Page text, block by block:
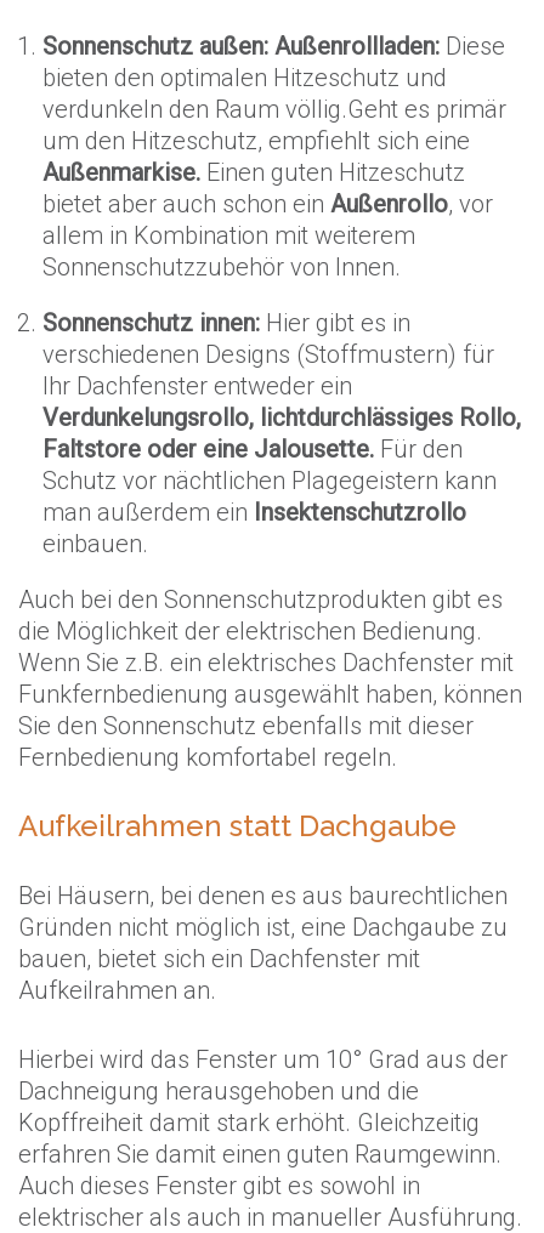
Sonnenschutz außen: Außenrollladen: Diese
bieten den optimalen Hitzeschutz und
verdunkeln den Raum völlig.Geht es primär
um den Hitzeschutz, empfiehlt sich eine
Außenmarkise. Einen guten Hitzeschutz
bietet aber auch schon ein Außenrollo, vor
allem in Kombination mit weiterem
Sonnenschutzzubehör von Innen.
Sonnenschutz innen: Hier gibt es in
verschiedenen Designs (Stoffmustern) für
Ihr Dachfenster entweder ein
Verdunkelungsrollo, lichtdurchlässiges Rollo,
Faltstore oder eine Jalousette. Für den
Schutz vor nächtlichen Plagegeistern kann
man außerdem ein Insektenschutzrollo
einbauen.
Auch bei den Sonnenschutzprodukten gibt es
die Möglichkeit der elektrischen Bedienung.
Wenn Sie z.B. ein elektrisches Dachfenster mit
Funkfernbedienung ausgewählt haben, können
Sie den Sonnenschutz ebenfalls mit dieser
Fernbedienung komfortabel regeln.
Aufkeilrahmen statt Dachgaube
Bei Häusern, bei denen es aus baurechtlichen
Gründen nicht möglich ist, eine Dachgaube zu
bauen, bietet sich ein Dachfenster mit
Aufkeilrahmen an.
Hierbei wird das Fenster um 10° Grad aus der
Dachneigung herausgehoben und die
Kopffreiheit damit stark erhöht. Gleichzeitig
erfahren Sie damit einen guten Raumgewinn.
Auch dieses Fenster gibt es sowohl in
elektrischer als auch in manueller Ausführung.